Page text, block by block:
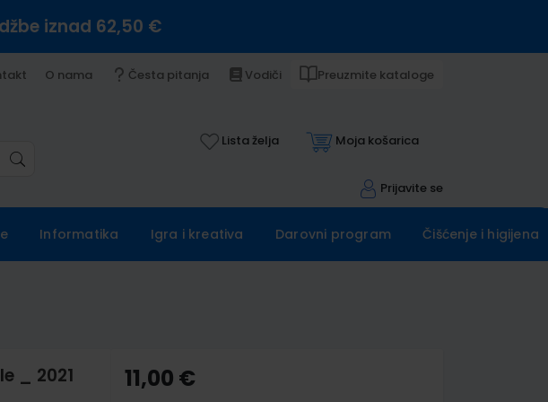
iznad 62,50 €
O nama Česta pitanja Vodiči Preuzmite kataloge
Lista želja Moja košarica
Prijavite se
Informatika Igra i kreativa Darovni program Čišćenje i higijena
_ 2021 11,00 €